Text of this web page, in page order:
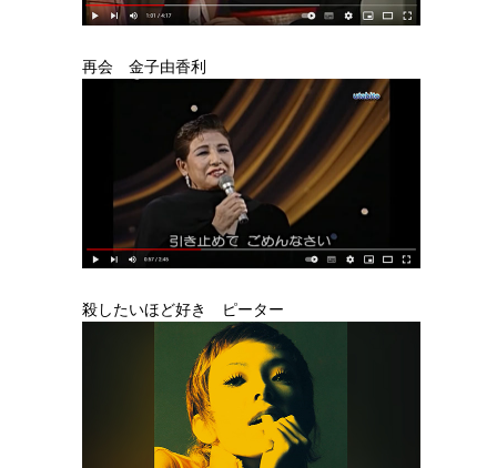
再会 金子由香利
殺したいほど好き ピーター